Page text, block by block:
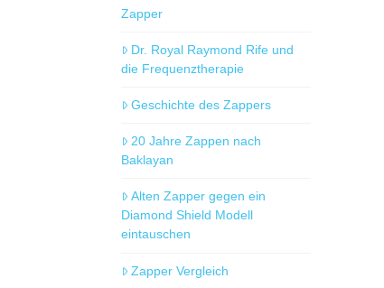
Zapper
Dr. Royal Raymond Rife und
die Frequenztherapie
Geschichte des Zappers
20 Jahre Zappen nach
Baklayan
Alten Zapper gegen ein
Diamond Shield Modell
eintauschen
Zapper Vergleich